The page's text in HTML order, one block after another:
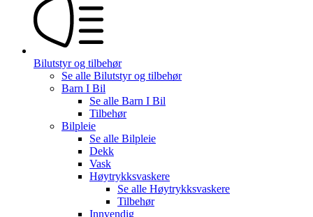
Bilutstyr og tilbehør
Se alle Bilutstyr og tilbehør
Barn I Bil
Se alle Barn I Bil
Tilbehør
Bilpleie
Se alle Bilpleie
Dekk
Vask
Høytrykksvaskere
Se alle Høytrykksvaskere
Tilbehør
Innvendig